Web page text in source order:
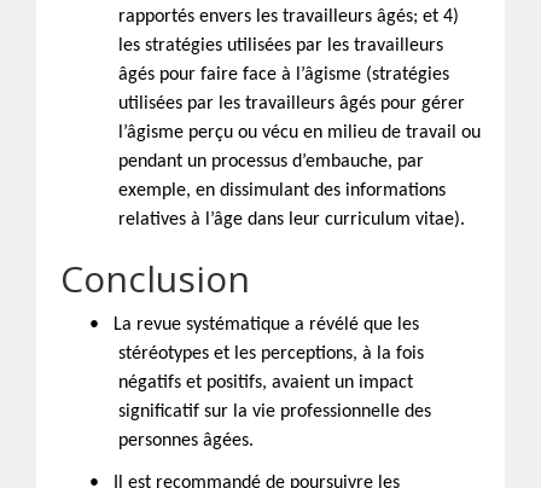
rapportés envers les travailleurs âgés; et 4)
les stratégies utilisées par les travailleurs
âgés pour faire face à l’âgisme (stratégies
utilisées par les travailleurs âgés pour gérer
l’âgisme perçu ou vécu en milieu de travail ou
pendant un processus d’embauche, par
exemple, en dissimulant des informations
relatives à l’âge dans leur curriculum vitae).
Conclusion
•
La revue systématique a révélé que les
stéréotypes et les perceptions, à la fois
négatifs et positifs, avaient un impact
significatif sur la vie professionnelle des
personnes âgées.
• Il est recommandé de poursuivre les